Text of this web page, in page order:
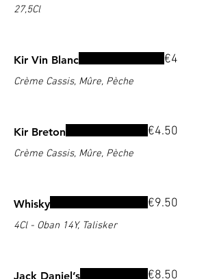
27,5Cl
Kir Vin Blanc
Crème Cassis, Mûre, Pèche
€4
Kir Breton
Crème Cassis, Mûre, Pèche
€4.50
Whisky
4Cl - Oban 14Y, Talisker
€9.50
Jack Daniel’s €8.50